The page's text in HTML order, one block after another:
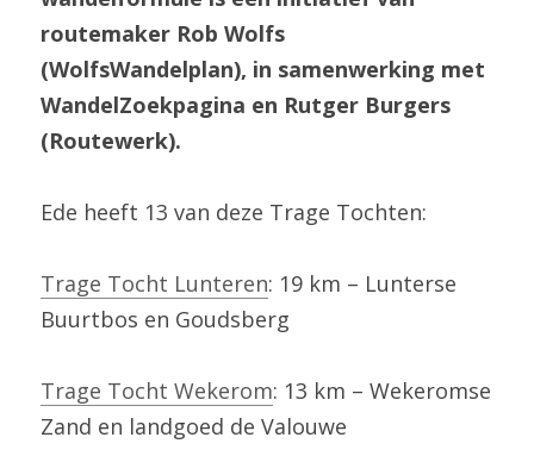
routemaker Rob Wolfs
(WolfsWandelplan), in samenwerking met
WandelZoekpagina en Rutger Burgers
(Routewerk).
Ede heeft 13 van deze Trage Tochten:
Trage Tocht Lunteren: 19 km – Lunterse
Buurtbos en Goudsberg
Trage Tocht Wekerom: 13 km – Wekeromse
Zand en landgoed de Valouwe